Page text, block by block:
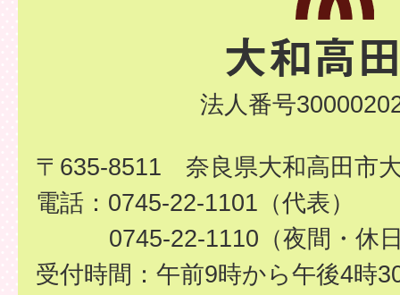
法人番号
〒635-8511 奈良県大和高田市
電話：0745-22-1101（代表）
0745-22-1110（夜間・休
受付時間：午前9時から午後4時